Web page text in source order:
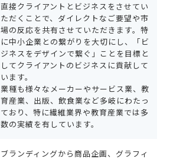
直接クライアントとビジネスをさせてい
ただくことで、ダイレクトなご要望や市
場の反応を共有させていただきます。特
に中小企業との繋がりを大切にし、「ビ
ジネスをデザインで繋ぐ」ことを目標と
してクライアントのビジネスに貢献して
います。
業種も様々なメーカーやサービス業、教
育産業、出版、飲食業など多岐にわたっ
ており、特に繊維業界や教育産業では多
数の実績を有しています。
ブランディングから商品企画、グラフィ